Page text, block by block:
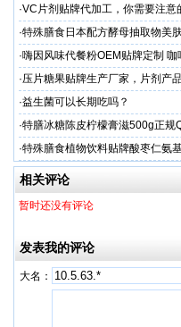
工
·VC片剂贴牌代加工，你需要注意
·特殊膳食日本配方酵母抽取物美
代加工
·嗨因风味代餐粉OEM贴牌定制
加工
·压片糖果贴牌生产厂家，片剂产
·益生菌可以长期吃吗？
·特膳冰糖陈皮柠檬膏滋500g正规
厂
·特殊膳食植物饮料贴牌酸枣仁氨
工厂
相关评论
暂时还没有评论
发表我的评论
大名：